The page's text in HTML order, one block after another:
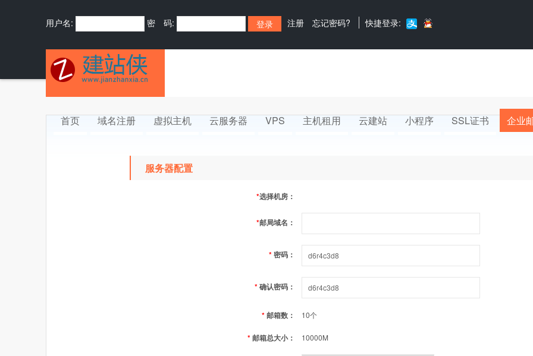
用户名: 密 码: 注册 忘记密码? 快捷登录:
首页 域名注册 虚拟主机 云服务器 VPS 主机租用 云建站 小程序 SSL证书 企业
服务器配置
*选择机房：
*邮局域名：
*密码：
*确认密码：
*邮箱数： 10个
*邮箱总大小： 10000M